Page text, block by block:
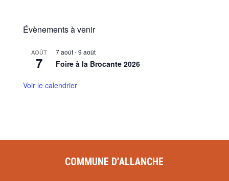
Évènements à venir
AOÛT
7
7 août-9 août
Foire à la Brocante 2026
Voir le calendrier
COMMUNE D’ALLANCHE